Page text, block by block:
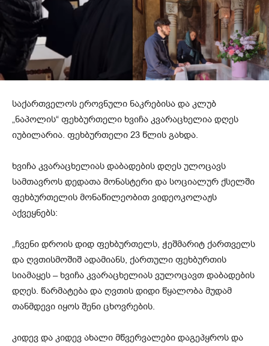
საქართველოს ეროვნული ნაკრებისა და კლუბ
„ნაპოლის“ ფეხბურთელი ხვიჩა კვარაცხელია დღეს
იუბილარია. ფეხბურთელი 23 წლის გახდა.
ხვიჩა კვარაცხელიას დაბადების დღეს ულოცავს
სამთავროს დედათა მონასტერი და სოციალურ ქსელში
ფეხბურთელის მონაწილეობით ვიდეოკოლაჟს
აქვეყნებს:
„ჩვენი დროის დიდ ფეხბურთელს, ჭეშმარიტ ქართველს
და ღვთისმოშიშ ადამიანს, ქართული ფეხბურთის
სიამაყეს – ხვიჩა კვარაცხელიას ვულოცავთ დაბადების
დღეს. წარმატება და ღვთის დიდი წყალობა მუდამ
თანმდევი იყოს შენი ცხოვრების.
კიდევ და კიდევ ახალი მწვერვალები დაგეპყროს და